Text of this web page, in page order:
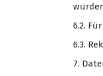
6.2.
6.3.
7.